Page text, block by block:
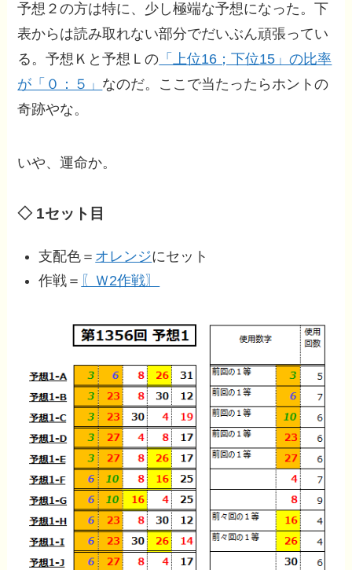
予想２の方は特に、少し極端な予想になった。下
表からは読み取れない部分でだいぶん頑張ってい
る。予想Ｋと予想Ｌの 「上位16；下位15」の比率
が「０：５」 なのだ。ここで当たったらホントの
奇跡やな。
いや、運命か。
◇ 1セット目
支配色＝ オレンジにセット
作戦＝ 〖Ｗ2作戦〗